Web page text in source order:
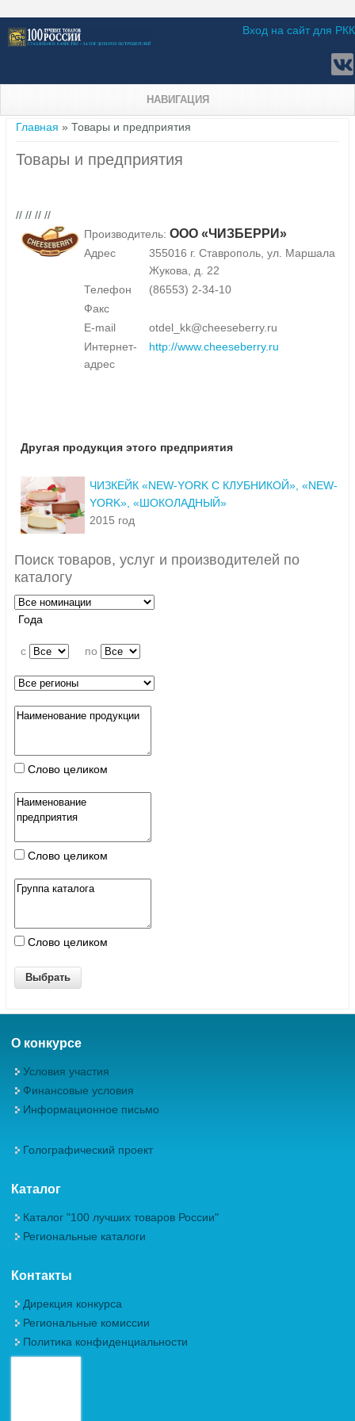
Вход на сайт для РКК
НАВИГАЦИЯ
Вы здесь
Главная » Товары и предприятия
Товары и предприятия
// // // //
Производитель: ООО «ЧИЗБЕРРИ»
Адрес
355016 г. Ставрополь, ул. Маршала
Жукова, д. 22
Телефон
(86553) 2-34-10
Факс
E-mail
otdel_kk@cheeseberry.ru
Интернет-
адрес
http://www.cheeseberry.ru
Другая продукция этого предприятия
ЧИЗКЕЙК «NEW-YORK С КЛУБНИКОЙ», «NEW-
YORK», «ШОКОЛАДНЫЙ»
2015 год
Поиск товаров, услуг и производителей по
каталогу
Года
c по
Слово целиком
Слово целиком
Слово целиком
О конкурсе
Условия участия
Финансовые условия
Информационное письмо
Голографический проект
Каталог
Каталог "100 лучших товаров России"
Региональные каталоги
Контакты
Дирекция конкурса
Региональные комиссии
Политика конфиденциальности